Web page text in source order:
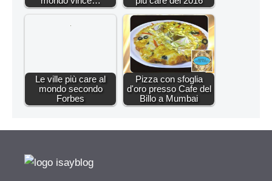
Le ville più care al
mondo secondo
Forbes
Pizza con sfoglia
d'oro presso Cafe del
Billo a Mumbai